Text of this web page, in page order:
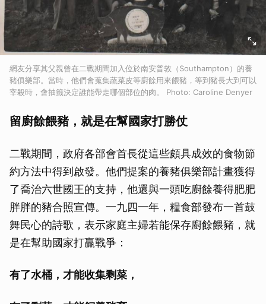
網友分享其父親曾在二戰期間加入位於南安普敦（Southampton）的養
豬俱樂部。當時，他們會蒐集蔬菜皮等廚餘用來餵豬，等到豬長大到可以
宰殺時，會抽籤決定誰能帶走哪個部位的肉。 Photo: Caroline Denyer
留廚餘餵豬，就是在幫國家打勝仗
二戰期間，政府各部會首長從這些頗具成效的食物節
約方法中得到啟發。他們提案的養豬俱樂部計畫獲得
了喬治六世國王的支持，他還與一頭吃廚餘養得肥肥
胖胖的豬合照宣傳。一九四一年，糧食部發布一首鼓
舞民心的詩歌，表示家庭主婦若能保存廚餘餵豬，就
是在幫助國家打贏戰爭：
有了水桶，才能收集剩菜，